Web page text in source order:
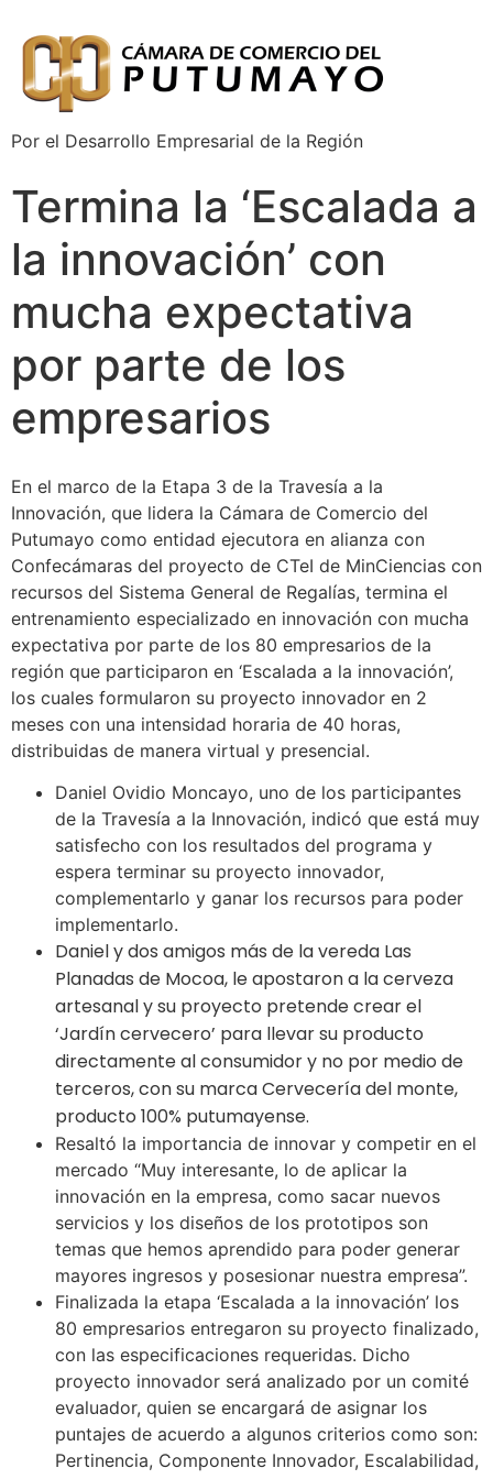
Por el Desarrollo Empresarial de la Región
Termina la ‘Escalada a
la innovación’ con
mucha expectativa
por parte de los
empresarios
En el marco de la Etapa 3 de la Travesía a la
Innovación, que lidera la Cámara de Comercio del
Putumayo como entidad ejecutora en alianza con
Confecámaras del proyecto de CTeI de MinCiencias con
recursos del Sistema General de Regalías, termina el
entrenamiento especializado en innovación con mucha
expectativa por parte de los 80 empresarios de la
región que participaron en ‘Escalada a la innovación’,
los cuales formularon su proyecto innovador en 2
meses con una intensidad horaria de 40 horas,
distribuidas de manera virtual y presencial.
Daniel Ovidio Moncayo, uno de los participantes
de la Travesía a la Innovación, indicó que está muy
satisfecho con los resultados del programa y
espera terminar su proyecto innovador,
complementarlo y ganar los recursos para poder
implementarlo.
Daniel y dos amigos más de la vereda Las
Planadas de Mocoa, le apostaron a la cerveza
artesanal y su proyecto pretende crear el
‘Jardín cervecero’ para llevar su producto
directamente al consumidor y no por medio de
terceros, con su marca Cervecería del monte,
producto 100% putumayense.
Resaltó la importancia de innovar y competir en el
mercado “Muy interesante, lo de aplicar la
innovación en la empresa, como sacar nuevos
servicios y los diseños de los prototipos son
temas que hemos aprendido para poder generar
mayores ingresos y posesionar nuestra empresa”.
Finalizada la etapa ‘Escalada a la innovación’ los
80 empresarios entregaron su proyecto finalizado,
con las especificaciones requeridas. Dicho
proyecto innovador será analizado por un comité
evaluador, quien se encargará de asignar los
puntajes de acuerdo a algunos criterios como son:
Pertinencia, Componente Innovador, Escalabilidad,